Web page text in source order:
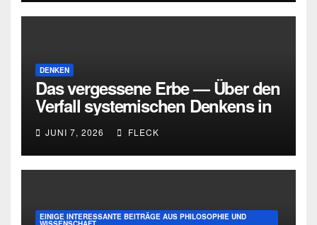
DENKEN
Das vergessene Erbe — Über den
Verfall systemischen Denkens in
Deutschland
JUNI 7, 2026 FLECK
EINIGE INTERESSANTE BEITRÄGE AUS PHILOSOPHIE UND